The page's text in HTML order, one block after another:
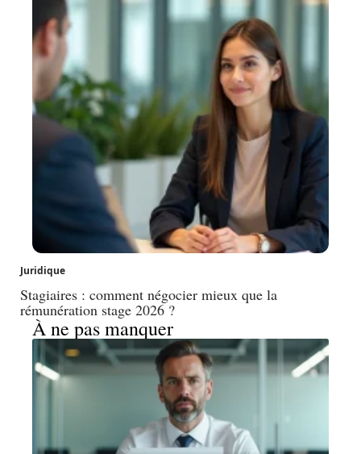
Juridique
Stagiaires : comment négocier mieux que la
rémunération stage 2026 ?
À ne pas manquer